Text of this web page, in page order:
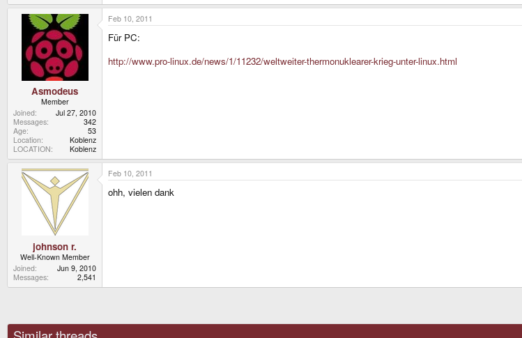
Asmodeus
Member
Joined
Jul 27, 2010
Messages
342
Age
53
Location
Koblenz
LOCATION
Koblenz
Feb 10, 2011
Für PC:
http://www.pro-linux.de/news/1/11232/weltweiter-thermonuklearer-krieg-unter-linux.html
johnson r.
Well-Known Member
Joined
Jun 9, 2010
Messages
2,541
Feb 10, 2011
ohh, vielen dank